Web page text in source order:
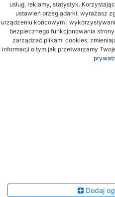
usług, reklamy, statystyk.
ustawień przeglądarki, wyrażasz
urządzeniu końcowym i
bezpiecznego funkcjonowania
zarządzać plikami cookies,
informacji o tym jak przetwarzamy
Dodaj